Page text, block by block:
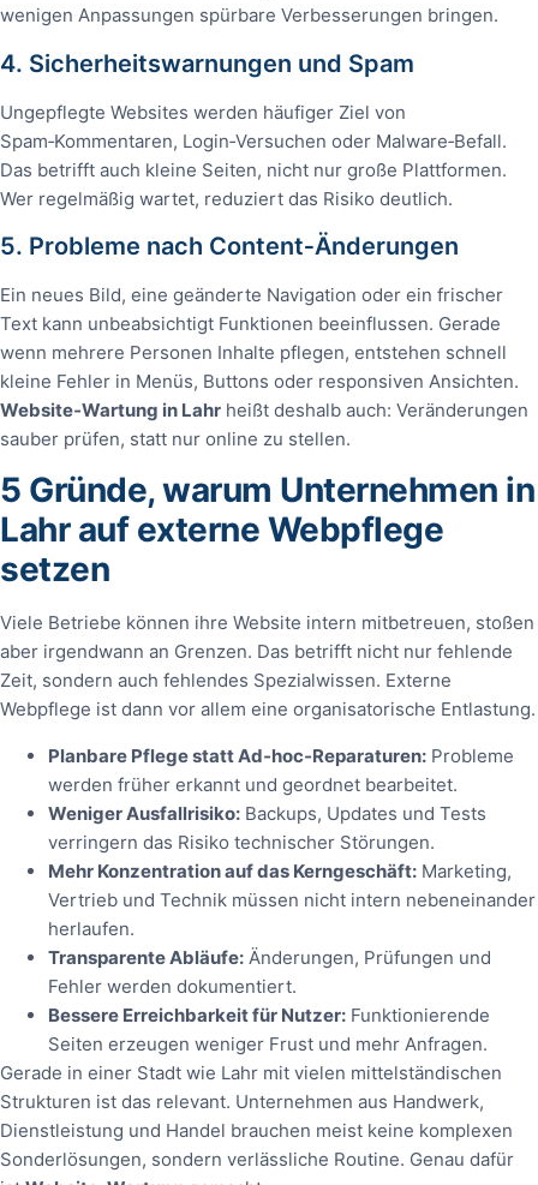
wenigen Anpassungen spürbare Verbesserungen bringen.
4. Sicherheitswarnungen und Spam
Ungepflegte Websites werden häufiger Ziel von
Spam‑Kommentaren, Login‑Versuchen oder Malware‑Befall.
Das betrifft auch kleine Seiten, nicht nur große Plattformen.
Wer regelmäßig wartet, reduziert das Risiko deutlich.
5. Probleme nach Content‑Änderungen
Ein neues Bild, eine geänderte Navigation oder ein frischer
Text kann unbeabsichtigt Funktionen beeinflussen. Gerade
wenn mehrere Personen Inhalte pflegen, entstehen schnell
kleine Fehler in Menüs, Buttons oder responsiven Ansichten.
Website‑Wartung in Lahr heißt deshalb auch: Veränderungen
sauber prüfen, statt nur online zu stellen.
5 Gründe, warum Unternehmen in
Lahr auf externe Webpflege
setzen
Viele Betriebe können ihre Website intern mitbetreuen, stoßen
aber irgendwann an Grenzen. Das betrifft nicht nur fehlende
Zeit, sondern auch fehlendes Spezialwissen. Externe
Webpflege ist dann vor allem eine organisatorische Entlastung.
Planbare Pflege statt Ad‑hoc‑Reparaturen: Probleme
werden früher erkannt und geordnet bearbeitet.
Weniger Ausfallrisiko: Backups, Updates und Tests
verringern das Risiko technischer Störungen.
Mehr Konzentration auf das Kerngeschäft: Marketing,
Vertrieb und Technik müssen nicht intern nebeneinander
herlaufen.
Transparente Abläufe: Änderungen, Prüfungen und
Fehler werden dokumentiert.
Bessere Erreichbarkeit für Nutzer: Funktionierende
Seiten erzeugen weniger Frust und mehr Anfragen.
Gerade in einer Stadt wie Lahr mit vielen mittelständischen
Strukturen ist das relevant. Unternehmen aus Handwerk,
Dienstleistung und Handel brauchen meist keine komplexen
Sonderlösungen, sondern verlässliche Routine. Genau dafür